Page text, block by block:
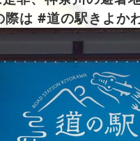
は #道の駅きよか